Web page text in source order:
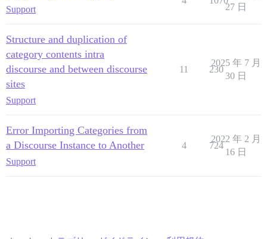
Support
27 日
Structure and duplication of
category contents intra
discourse and between discourse
sites
Support
11 230
2025 年 7 月
30 日
Error Importing Categories from
a Discourse Instance to Another
Support
4 724
2022 年 2 月
16 日